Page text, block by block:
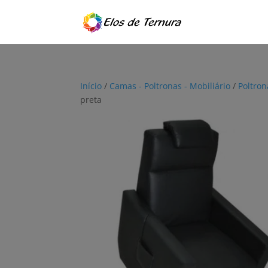
Início / Camas - Poltronas - Mobiliário /
preta